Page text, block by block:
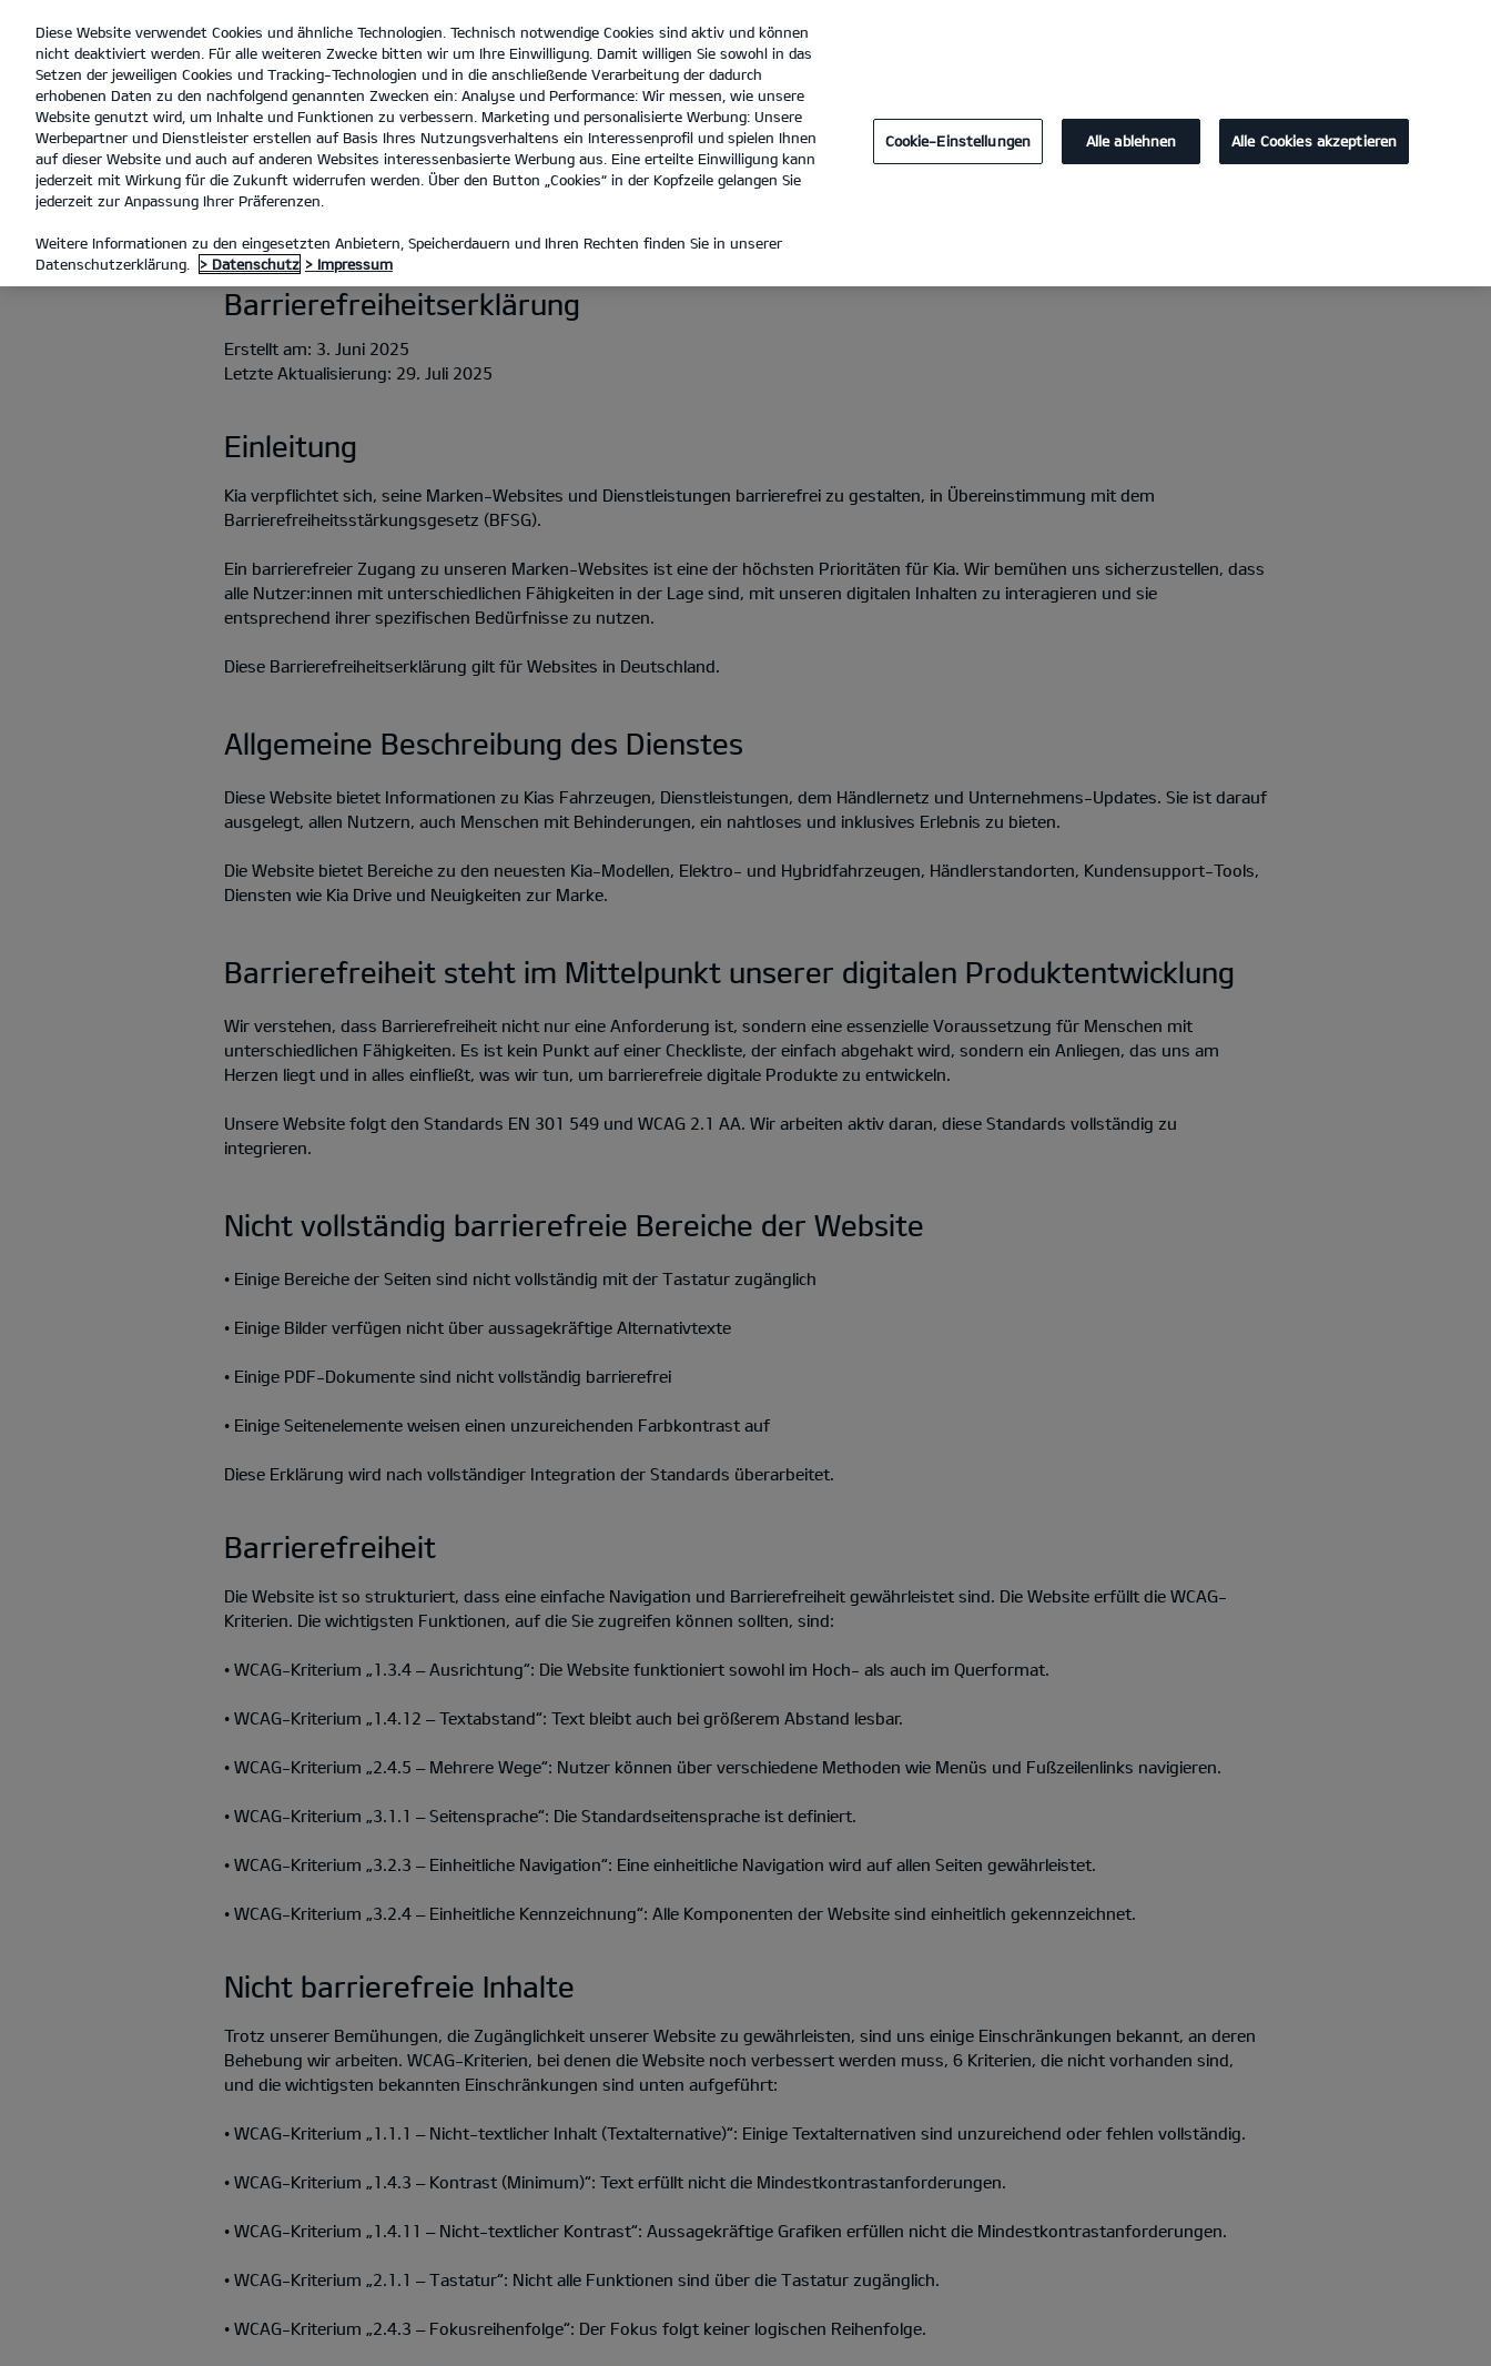
open
menu
Levy Motor Company Mittelrhein GmbH
BARRIEREFREIHEIT
BARRIEREFREIHEIT
Barrierefreiheitserklärung
Erstellt am: 3. Juni 2025
Letzte Aktualisierung: 29. Juli 2025
Einleitung
Kia verpflichtet sich, seine Marken-Websites und Dienstleistungen barrierefrei zu gestalten, in Übereinstimmung mit dem
Barrierefreiheitsstärkungsgesetz (BFSG).
Ein barrierefreier Zugang zu unseren Marken-Websites ist eine der höchsten Prioritäten für Kia. Wir bemühen uns sicherzustellen, dass
alle Nutzer:innen mit unterschiedlichen Fähigkeiten in der Lage sind, mit unseren digitalen Inhalten zu interagieren und sie
entsprechend ihrer spezifischen Bedürfnisse zu nutzen.
Diese Barrierefreiheitserklärung gilt für Websites in Deutschland.
Allgemeine Beschreibung des Dienstes
Diese Website bietet Informationen zu Kias Fahrzeugen, Dienstleistungen, dem Händlernetz und Unternehmens-Updates. Sie ist darauf
ausgelegt, allen Nutzern, auch Menschen mit Behinderungen, ein nahtloses und inklusives Erlebnis zu bieten.
Die Website bietet Bereiche zu den neuesten Kia-Modellen, Elektro- und Hybridfahrzeugen, Händlerstandorten, Kundensupport-Tools,
Diensten wie Kia Drive und Neuigkeiten zur Marke.
Barrierefreiheit steht im Mittelpunkt unserer digitalen Produktentwicklung
Wir verstehen, dass Barrierefreiheit nicht nur eine Anforderung ist, sondern eine essenzielle Voraussetzung für Menschen mit
unterschiedlichen Fähigkeiten. Es ist kein Punkt auf einer Checkliste, der einfach abgehakt wird, sondern ein Anliegen, das uns am
Herzen liegt und in alles einfließt, was wir tun, um barrierefreie digitale Produkte zu entwickeln.
Unsere Website folgt den Standards EN 301 549 und WCAG 2.1 AA. Wir arbeiten aktiv daran, diese Standards vollständig zu
integrieren.
Nicht vollständig barrierefreie Bereiche der Website
• Einige Bereiche der Seiten sind nicht vollständig mit der Tastatur zugänglich
• Einige Bilder verfügen nicht über aussagekräftige Alternativtexte
• Einige PDF-Dokumente sind nicht vollständig barrierefrei
• Einige Seitenelemente weisen einen unzureichenden Farbkontrast auf
Diese Erklärung wird nach vollständiger Integration der Standards überarbeitet.
Barrierefreiheit
Die Website ist so strukturiert, dass eine einfache Navigation und Barrierefreiheit gewährleistet sind. Die Website erfüllt die WCAG-
Kriterien. Die wichtigsten Funktionen, auf die Sie zugreifen können sollten, sind:
• WCAG-Kriterium „1.3.4 – Ausrichtung“: Die Website funktioniert sowohl im Hoch- als auch im Querformat.
• WCAG-Kriterium „1.4.12 – Textabstand“: Text bleibt auch bei größerem Abstand lesbar.
• WCAG-Kriterium „2.4.5 – Mehrere Wege“: Nutzer können über verschiedene Methoden wie Menüs und Fußzeilenlinks navigieren.
• WCAG-Kriterium „3.1.1 – Seitensprache“: Die Standardseitensprache ist definiert.
• WCAG-Kriterium „3.2.3 – Einheitliche Navigation“: Eine einheitliche Navigation wird auf allen Seiten gewährleistet.
• WCAG-Kriterium „3.2.4 – Einheitliche Kennzeichnung“: Alle Komponenten der Website sind einheitlich gekennzeichnet.
Nicht barrierefreie Inhalte
Trotz unserer Bemühungen, die Zugänglichkeit unserer Website zu gewährleisten, sind uns einige Einschränkungen bekannt, an deren
Behebung wir arbeiten. WCAG-Kriterien, bei denen die Website noch verbessert werden muss, 6 Kriterien, die nicht vorhanden sind,
und die wichtigsten bekannten Einschränkungen sind unten aufgeführt:
• WCAG-Kriterium „1.1.1 – Nicht-textlicher Inhalt (Textalternative)“: Einige Textalternativen sind unzureichend oder fehlen vollständig.
• WCAG-Kriterium „1.4.3 – Kontrast (Minimum)“: Text erfüllt nicht die Mindestkontrastanforderungen.
• WCAG-Kriterium „1.4.11 – Nicht-textlicher Kontrast“: Aussagekräftige Grafiken erfüllen nicht die Mindestkontrastanforderungen.
• WCAG-Kriterium „2.1.1 – Tastatur“: Nicht alle Funktionen sind über die Tastatur zugänglich.
• WCAG-Kriterium „2.4.3 – Fokusreihenfolge“: Der Fokus folgt keiner logischen Reihenfolge.
Diese Website verwendet Cookies und ähnliche Technologien. Technisch notwendige Cookies sind aktiv und können
nicht deaktiviert werden. Für alle weiteren Zwecke bitten wir um Ihre Einwilligung. Damit willigen Sie sowohl in das
Setzen der jeweiligen Cookies und Tracking-Technologien und in die anschließende Verarbeitung der dadurch
erhobenen Daten zu den nachfolgend genannten Zwecken ein: Analyse und Performance: Wir messen, wie unsere
Website genutzt wird, um Inhalte und Funktionen zu verbessern. Marketing und personalisierte Werbung: Unsere
Werbepartner und Dienstleister erstellen auf Basis Ihres Nutzungsverhaltens ein Interessenprofil und spielen Ihnen
auf dieser Website und auch auf anderen Websites interessenbasierte Werbung aus. Eine erteilte Einwilligung kann
jederzeit mit Wirkung für die Zukunft widerrufen werden. Über den Button „Cookies“ in der Kopfzeile gelangen Sie
jederzeit zur Anpassung Ihrer Präferenzen.
Weitere Informationen zu den eingesetzten Anbietern, Speicherdauern und Ihren Rechten finden Sie in unserer
Datenschutzerklärung.
> Datenschutz > Impressum
Cookie-Einstellungen Alle ablehnen Alle Cookies akzeptieren